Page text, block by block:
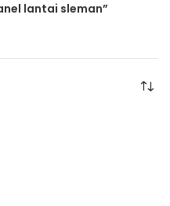
lantai sleman”